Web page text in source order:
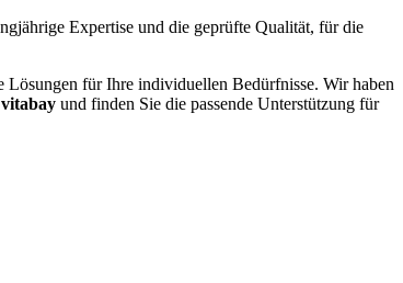
Expertise und die geprüfte Qualität, für die
Lösungen für Ihre individuellen Bedürfnisse. Wir haben
vitabay und finden Sie die passende Unterstützung für